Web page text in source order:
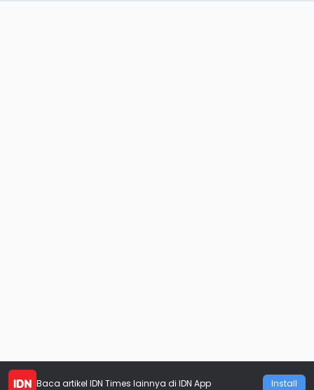
Baca artikel IDN Times lainnya di IDN App Install